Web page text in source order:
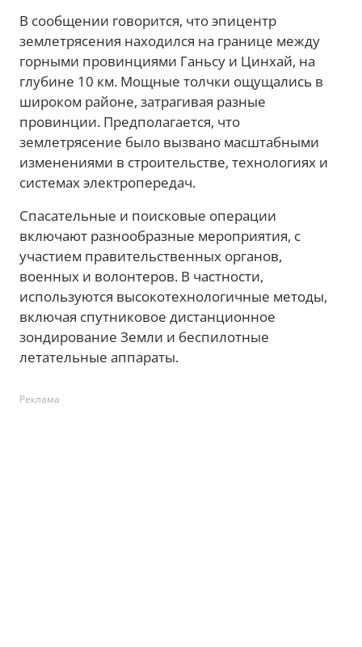
В сообщении говорится, что эпицентр
землетрясения находился на границе между
горными провинциями Ганьсу и Цинхай, на
глубине 10 км. Мощные толчки ощущались в
широком районе, затрагивая разные
провинции. Предполагается, что
землетрясение было вызвано масштабными
изменениями в строительстве, технологиях и
системах электропередач.
Спасательные и поисковые операции
включают разнообразные мероприятия, с
участием правительственных органов,
военных и волонтеров. В частности,
используются высокотехнологичные методы,
включая спутниковое дистанционное
зондирование Земли и беспилотные
летательные аппараты.
Реклама